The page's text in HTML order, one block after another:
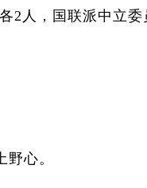
人，国联派中立委
心。